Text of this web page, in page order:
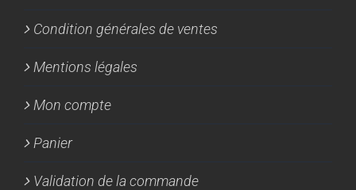
Condition générales de ventes
Mentions légales
Mon compte
Panier
Validation de la commande